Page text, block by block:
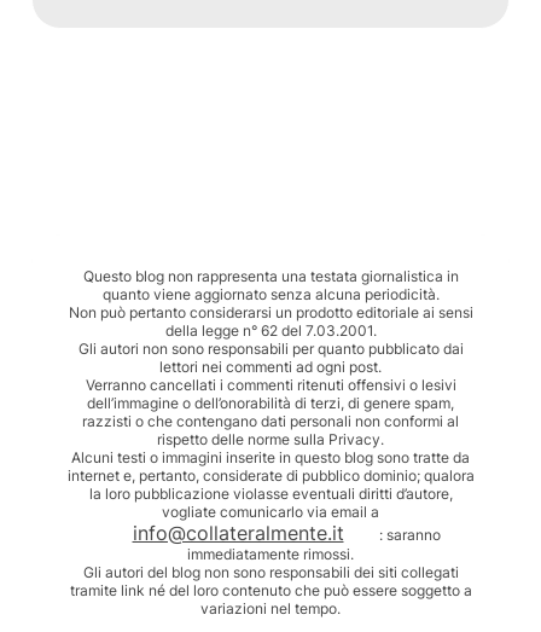
Questo blog non rappresenta una testata giornalistica in
quanto viene aggiornato senza alcuna periodicità.
Non può pertanto considerarsi un prodotto editoriale ai sensi
della legge n° 62 del 7.03.2001.
Gli autori non sono responsabili per quanto pubblicato dai
lettori nei commenti ad ogni post.
Verranno cancellati i commenti ritenuti offensivi o lesivi
dell’immagine o dell’onorabilità di terzi, di genere spam,
razzisti o che contengano dati personali non conformi al
rispetto delle norme sulla Privacy.
Alcuni testi o immagini inserite in questo blog sono tratte da
internet e, pertanto, considerate di pubblico dominio; qualora
la loro pubblicazione violasse eventuali diritti d’autore,
vogliate comunicarlo via email a
info@collateralmente.it
: saranno
immediatamente rimossi.
Gli autori del blog non sono responsabili dei siti collegati
tramite link né del loro contenuto che può essere soggetto a
variazioni nel tempo.